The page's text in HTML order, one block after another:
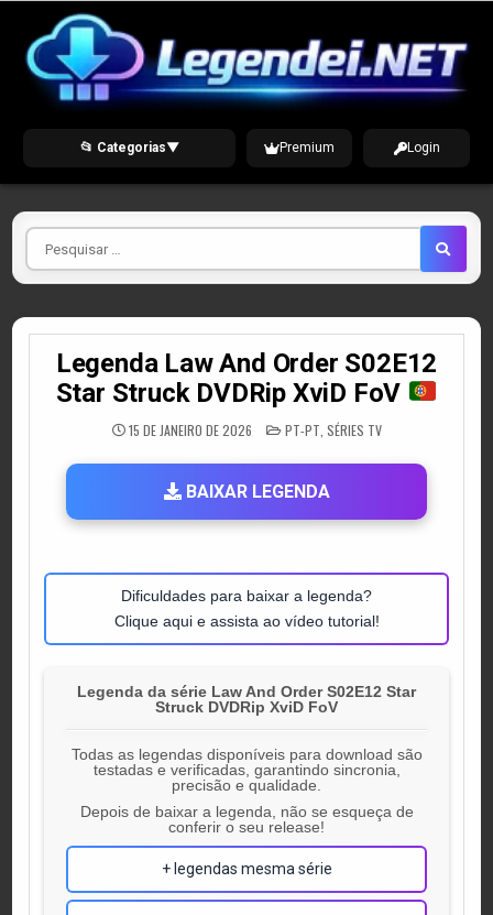
content
📂 Categorias▼ Premium Login
Pesquisar
por
Legenda Law And Order S02E12
Star Struck DVDRip XviD FoV
15 DE JANEIRO DE 2026 POSTED
IN
PT-PT SÉRIES TV
BAIXAR LEGENDA
Dificuldades para baixar a legenda?
Clique aqui e assista ao vídeo tutorial!
Legenda da série Law And Order S02E12 Star
Struck DVDRip XviD FoV
Todas as legendas disponíveis para download são
testadas e verificadas, garantindo sincronia,
precisão e qualidade.
Depois de baixar a legenda, não se esqueça de
conferir o seu release!
+ legendas mesma série